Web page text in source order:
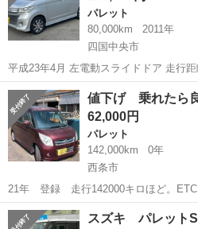
パレット
80,000km
2011年
四国中央市
平成23年4月 左電動スライドドア 走行
ETC 純正アルミホイール 現状車検切れ
愛媛 四国中央市 パレット
値下げ 乗れたら
62,000円
パレット
142,000km
0年
西条市
21年 登録 走行142000キロほど。
ー装備。 車検は令和9年6月まで タイヤ
そこそこ綺麗ですが、外装は擦り傷、塗
愛媛 西条市 パレット エンジ
スズキ パレット